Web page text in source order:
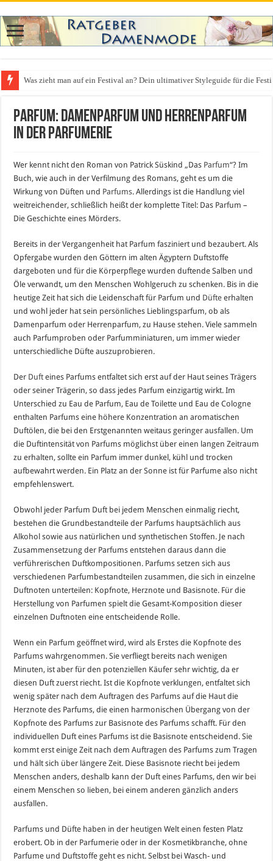
Was zieht man auf ein Festival an? Dein ultimativer Styleguide für die
Parfum: Damenparfum und Herrenparfum
in der Parfumerie
Wer kennt nicht den Roman von Patrick Süskind „Das Parfum“? Im
Buch, wie auch in der Verfilmung des Romans, geht es um die
Wirkung von Düften und Parfums. Allerdings ist die Handlung viel
weitreichender, schließlich heißt der komplette Titel: Das Parfum –
Die Geschichte eines Mörders.
Bereits in der Vergangenheit hat Parfum fasziniert und bezaubert. Als
Opfergabe wurden den Göttern im alten Ägyptern Duftstoffe
dargeboten und für die Körperpflege wurden duftende Salben und
Öle verwandt, um den Menschen Wohlgeruch zu schenken. Bis in die
heutige Zeit hat sich die Leidenschaft für Parfum und Düfte erhalten
und wohl jeder hat sein persönliches Lieblingsparfum, ob als
Damenparfum oder Herrenparfum, zu Hause stehen. Viele sammeln
auch Parfumproben oder Parfumminiaturen, um immer wieder
unterschiedliche Düfte auszuprobieren.
Der Duft eines Parfums entfaltet sich erst auf der Haut seines Trägers
oder seiner Trägerin, so dass jedes Parfum einzigartig wirkt. Im
Unterschied zu Eau de Parfum, Eau de Toilette und Eau de Cologne
enthalten Parfums eine höhere Konzentration an aromatischen
Duftölen, die bei den Erstgenannten weitaus geringer ausfallen. Um
die Duftintensität von Parfums möglichst über einen langen Zeitraum
zu erhalten, sollte ein Parfum immer dunkel, kühl und trocken
aufbewahrt werden. Ein Platz an der Sonne ist für Parfume also nicht
empfehlenswert.
Obwohl jeder Parfum Duft bei jedem Menschen einmalig riecht,
bestehen die Grundbestandteile der Parfums hauptsächlich aus
Alkohol sowie aus natürlichen und synthetischen Stoffen. Je nach
Zusammensetzung der Parfums entstehen daraus dann die
verführerischen Duftkompositionen. Parfums setzen sich aus
verschiedenen Parfumbestandteilen zusammen, die sich in einzelne
Duftnoten unterteilen: Kopfnote, Herznote und Basisnote. Für die
Herstellung von Parfumen spielt die Gesamt-Komposition dieser
einzelnen Duftnoten eine entscheidende Rolle.
Wenn ein Parfum geöffnet wird, wird als Erstes die Kopfnote des
Parfums wahrgenommen. Sie verfliegt bereits nach wenigen
Minuten, ist aber für den potenziellen Käufer sehr wichtig, da er
diesen Duft zuerst riecht. Ist die Kopfnote verklungen, entfaltet sich
wenig später nach dem Auftragen des Parfums auf die Haut die
Herznote des Parfums, die einen harmonischen Übergang von der
Kopfnote des Parfums zur Basisnote des Parfums schafft. Für den
individuellen Duft eines Parfums ist die Basisnote entscheidend. Sie
kommt erst einige Zeit nach dem Auftragen des Parfums zum Tragen
und hält sich über längere Zeit. Diese Basisnote riecht bei jedem
Menschen anders, deshalb kann der Duft eines Parfums, den wir bei
einem Menschen so lieben, bei einem anderen gänzlich anders
ausfallen.
Parfums und Düfte haben in der heutigen Welt einen festen Platz
erobert. Ob in der Parfumerie oder in der Kosmetikbranche, ohne
Parfume und Duftstoffe geht es nicht. Selbst bei Wasch- und